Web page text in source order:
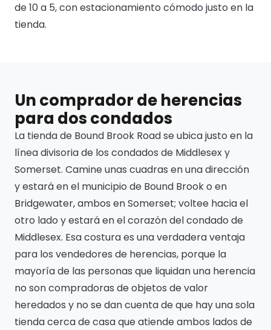
de 10 a 5, con estacionamiento cómodo justo en la
tienda.
Un comprador de herencias
para dos condados
La tienda de Bound Brook Road se ubica justo en la
línea divisoria de los condados de Middlesex y
Somerset. Camine unas cuadras en una dirección
y estará en el municipio de Bound Brook o en
Bridgewater, ambos en Somerset; voltee hacia el
otro lado y estará en el corazón del condado de
Middlesex. Esa costura es una verdadera ventaja
para los vendedores de herencias, porque la
mayoría de las personas que liquidan una herencia
no son compradoras de objetos de valor
heredados y no se dan cuenta de que hay una sola
tienda cerca de casa que atiende ambos lados de